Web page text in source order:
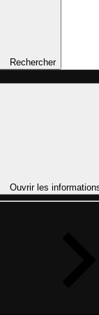
Rechercher
Ouvrir les